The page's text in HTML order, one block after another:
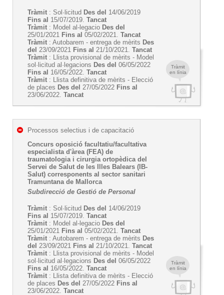
Tràmit
en línia
Tràmit : Sol·licitud Des del 14/06/2019
Fins al 15/07/2019. Tancat
Tràmit : Model al-legacio Des del
25/01/2021 Fins al 05/02/2021. Tancat
Tràmit : Autobarem - entrega de mèrits Des
del 23/09/2021 Fins al 21/10/2021. Tancat
Tràmit : Llista provisional de mèrits - Model
sol·licitud al·legacions Des del 06/05/2022
Fins al 16/05/2022. Tancat
Tràmit : Llista definitiva de mèrits - Elecció
de places Des del 27/05/2022 Fins al
23/06/2022. Tancat
Tràmit
en línia
Processos selectius i de capacitació
Concurs oposició facultatiu/facultativa
especialista d'àrea (FEA) de
traumatologia i cirurgia ortopèdica del
Servei de Salut de les Illes Balears (IB-
Salut) corresponents al sector sanitari
Tramuntana de Mallorca
Subdirecció de Gestió de Personal
Tràmit : Sol·licitud Des del 14/06/2019
Fins al 15/07/2019. Tancat
Tràmit : Model al-legacio Des del
25/01/2021 Fins al 05/02/2021. Tancat
Tràmit : Autobarem - entrega de mèrits Des
del 23/09/2021 Fins al 21/10/2021. Tancat
Tràmit : Llista provisional de mèrits - Model
sol·licitud al·legacions Des del 06/05/2022
Fins al 16/05/2022. Tancat
Tràmit : Llista definitiva de mèrits - Elecció
de places Des del 27/05/2022 Fins al
23/06/2022. Tancat